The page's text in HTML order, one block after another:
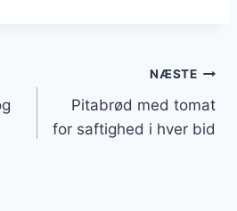
NÆSTE
Pitabrød med tomat
for saftighed i hver bid